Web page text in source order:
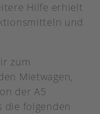
Hilfe erhielt
und
zum
Mietwagen,
der A5
die folgenden